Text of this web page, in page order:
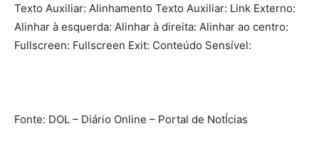
Texto Auxiliar: Alinhamento Texto Auxiliar: Link Externo:
Alinhar à esquerda: Alinhar à direita: Alinhar ao centro:
Fullscreen: Fullscreen Exit: Conteúdo Sensível:
Fonte: DOL – Diário Online – Portal de NotÍcias